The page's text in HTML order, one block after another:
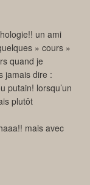
un ami
» cours »
quand je
jamais dire :
putain! lorsqu’un
plutôt
mais avec